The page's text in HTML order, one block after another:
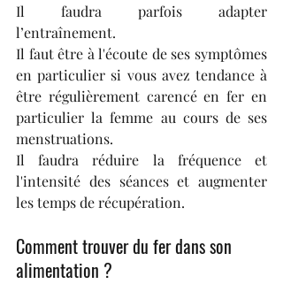
Il faudra parfois adapter
l’entraînement.
Il faut être à l'écoute de ses symptômes
en particulier si vous avez tendance à
être régulièrement carencé en fer en
particulier la femme au cours de ses
menstruations.
Il faudra réduire la fréquence et
l'intensité des séances et augmenter
les temps de récupération.
Comment trouver du fer dans son
alimentation ?